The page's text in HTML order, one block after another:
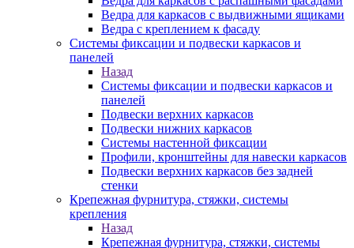
Ведра для каркасов с выдвижными ящиками
Ведра с креплением к фасаду
Системы фиксации и подвески каркасов и
панелей
Назад
Системы фиксации и подвески каркасов и
панелей
Подвески верхних каркасов
Подвески нижних каркасов
Системы настенной фиксации
Профили, кронштейны для навески каркасов
Подвески верхних каркасов без задней
стенки
Крепежная фурнитура, стяжки, системы
крепления
Назад
Крепежная фурнитура, стяжки, системы